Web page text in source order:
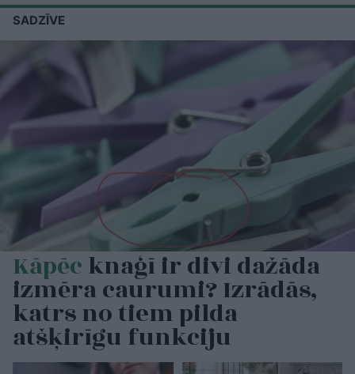
SADZĪVE
Kāpēcknaģī ir divi dažāda
izmēra caurumi? Izrādās,
katrs no tiem pilda
atšķirīgu funkciju